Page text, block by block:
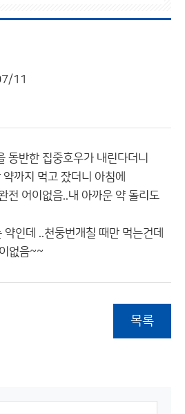
11
동반한 집중호우가 내린다더니
까지 먹고 잤더니 아침에
전 어이없음..내 아까운 약 돌리도
인데 ..천둥번개칠 때만 먹는건데
없음~~
목록